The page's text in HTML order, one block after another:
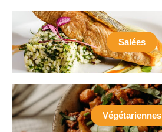
Salées
Végétariennes